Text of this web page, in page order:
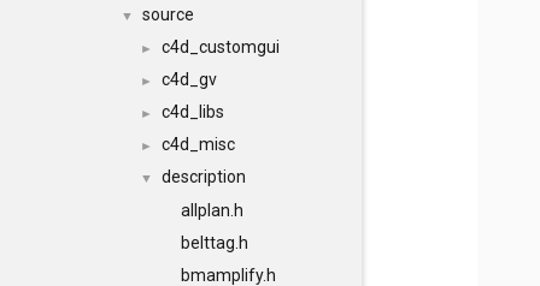
▼ source
► c4d_customgui
► c4d_gv
► c4d_libs
► c4d_misc
▼
description
allplan.h
belttag.h
bmamplify.h